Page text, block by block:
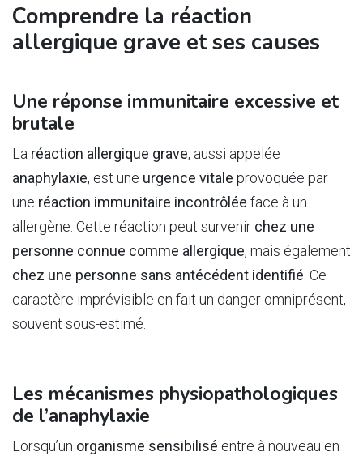
Comprendre la réaction
allergique grave et ses causes
Une réponse immunitaire excessive et
brutale
La réaction allergique grave, aussi appelée
anaphylaxie, est une urgence vitale provoquée par
une réaction immunitaire incontrôlée face à un
allergène. Cette réaction peut survenir chez une
personne connue comme allergique, mais également
chez une personne sans antécédent identifié . Ce
caractère imprévisible en fait un danger omniprésent,
souvent sous-estimé.
Les mécanismes physiopathologiques
de l’anaphylaxie
Lorsqu’un organisme sensibilisé entre à nouveau en